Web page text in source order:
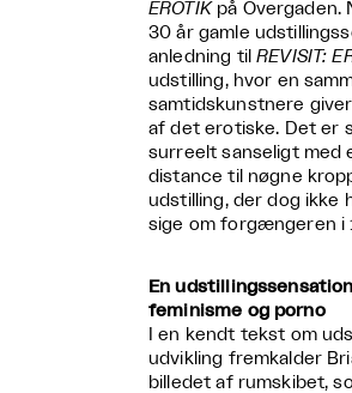
EROTIKpå Overgaden.
30 år gamle
anledning tilREVISIT:
udstilling, hvor en
samtidskunstnere
af det erotiske. Det er
surreelt sanseligt med
distance til nøgne
udstilling, der dog ikke
sige om forgængeren i
En
feminisme og porno
I en kendt tekst om
udvikling fremkalder
billedet af rumskibet,